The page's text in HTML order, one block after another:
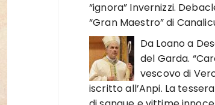
“ignora” Invernizzi.
“Gran Maestro” di
Da Loano a
del Garda.
vescovo di
iscritto all’Anpi. La